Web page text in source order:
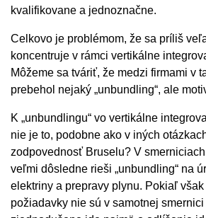
kvalifikovane a jednoznačne.
Celkovo je problémom, že sa príliš
koncentruje v rámci vertikálne
Môžeme sa tváriť, že medzi firmami v
prebehol nejaký „unbundling“, ale
K „unbundlingu“ vo vertikálne
nie je to, podobne ako v iných
zodpovednosť Bruselu? V
veľmi dôsledne rieši „unbundling“ na
elektriny a prepravy plynu. Pokiaľ
požiadavky nie sú v samotnej smernici